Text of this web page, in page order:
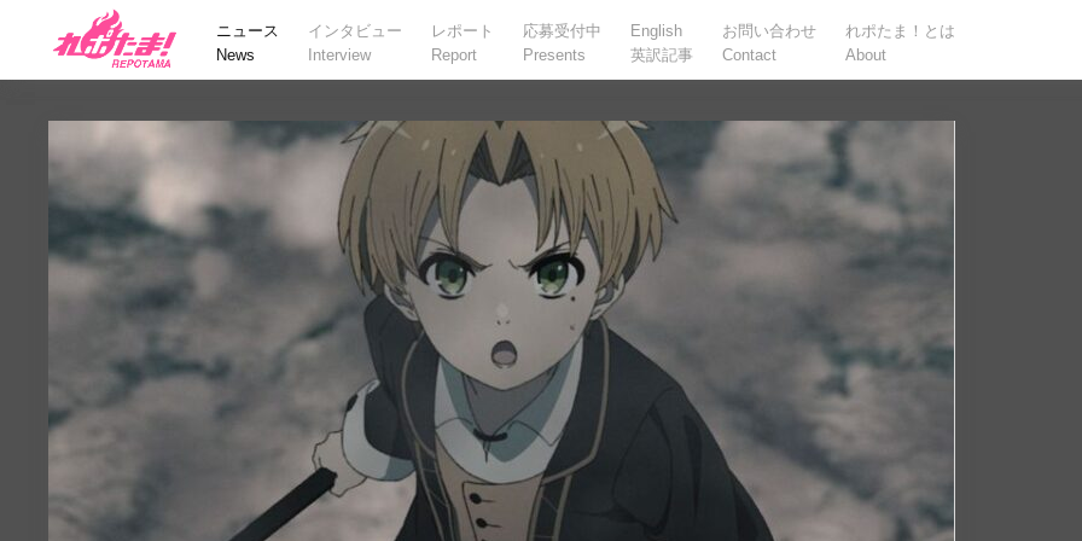
ニュース
News
インタビュー
Interview
レポート
Report
応募受付中
Presents
English
英訳記事
お問い合わせ
Contact
れポたま！とは
About